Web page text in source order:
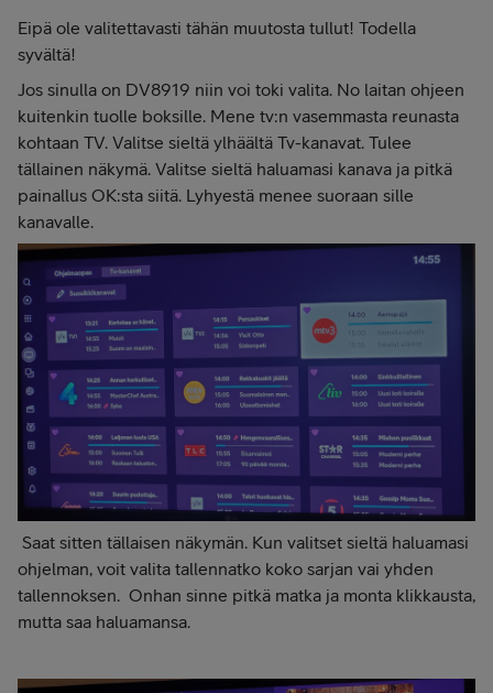
Eipä ole valitettavasti tähän muutosta tullut! Todella
syvältä!
Jos sinulla on DV8919 niin voi toki valita. No laitan ohjeen
kuitenkin tuolle boksille. Mene tv:n vasemmasta reunasta
kohtaan TV. Valitse sieltä ylhäältä Tv-kanavat. Tulee
tällainen näkymä. Valitse sieltä haluamasi kanava ja pitkä
painallus OK:sta siitä. Lyhyestä menee suoraan sille
kanavalle.
Saat sitten tällaisen näkymän. Kun valitset sieltä haluamasi
ohjelman, voit valita tallennatko koko sarjan vai yhden
tallennoksen. Onhan sinne pitkä matka ja monta klikkausta,
mutta saa haluamansa.